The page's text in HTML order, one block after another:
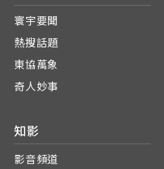
寰宇要聞
熱搜話題
東協萬象
奇人妙事
知影
影音頻道